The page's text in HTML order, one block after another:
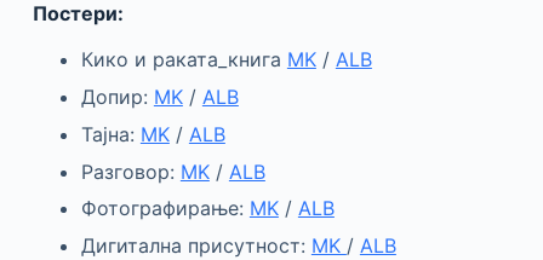
Постери:
Кико и раката_книга MK/ ALB
Допир: MK/ ALB
Тајна: MK/ ALB
Разговор: MK/ ALB
Фотографирање: MK/ ALB
Дигитална присутност: MK / ALB